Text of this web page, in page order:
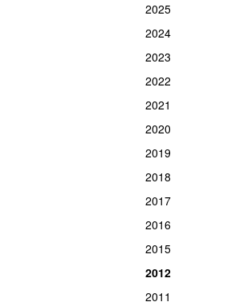
2025
2024
2023
2022
2021
2020
2019
2018
2017
2016
2015
2012
2011